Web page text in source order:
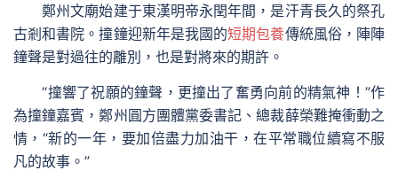
鄭州文廟始建于東漢明帝永閏年間，是汗青長久的祭孔
古剎和書院。撞鐘迎新年是我國的短期包養傳統風俗，陣陣
鐘聲是對過往的離別，也是對將來的期許。
“撞響了祝願的鐘聲，更撞出了奮勇向前的精氣神！”作
為撞鐘嘉賓，鄭州圓方團體黨委書記、總裁薛榮難掩衝動之
情，“新的一年，要加倍盡力加油干，在平常職位續寫不服
凡的故事。”